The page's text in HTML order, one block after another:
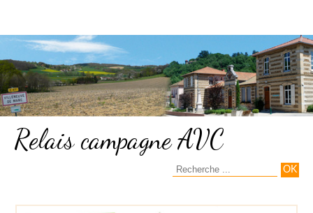
Relais campagne AVC